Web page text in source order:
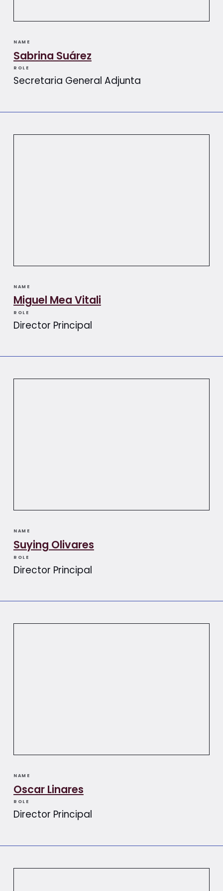
NAME
Sabrina Suárez
ROLE
Secretaria General Adjunta
NAME
Miguel Mea Vitali​​
ROLE
Director Principal
NAME
Suying Olivares​​
ROLE
Director Principal
NAME
Oscar Linares
ROLE
Director Principal